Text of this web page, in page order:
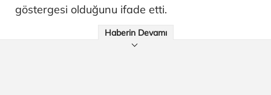
göstergesi olduğunu ifade etti.
Haberin Devamı